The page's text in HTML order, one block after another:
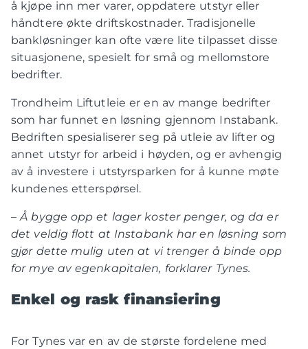
å kjøpe inn mer varer, oppdatere utstyr eller
håndtere økte driftskostnader. Tradisjonelle
bankløsninger kan ofte være lite tilpasset disse
situasjonene, spesielt for små og mellomstore
bedrifter.
Trondheim Liftutleie er en av mange bedrifter
som har funnet en løsning gjennom Instabank.
Bedriften spesialiserer seg på utleie av lifter og
annet utstyr for arbeid i høyden, og er avhengig
av å investere i utstyrsparken for å kunne møte
kundenes etterspørsel.
– Å bygge opp et lager koster penger, og da er
det veldig flott at Instabank har en løsning som
gjør dette mulig uten at vi trenger å binde opp
for mye av egenkapitalen, forklarer Tynes.
Enkel og rask finansiering
For Tynes var en av de største fordelene med